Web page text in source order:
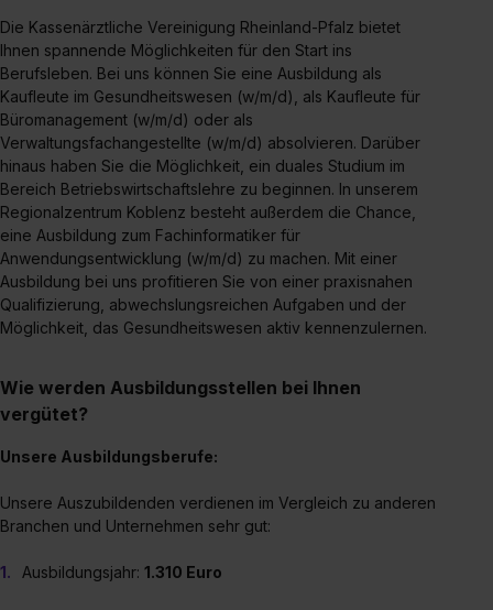
Die Kassenärztliche Vereinigung Rheinland-Pfalz bietet
Ihnen spannende Möglichkeiten für den Start ins
Berufsleben. Bei uns können Sie eine Ausbildung als
Kaufleute im Gesundheitswesen (w/m/d), als Kaufleute für
Büromanagement (w/m/d) oder als
Verwaltungsfachangestellte (w/m/d) absolvieren. Darüber
hinaus haben Sie die Möglichkeit, ein duales Studium im
Bereich Betriebswirtschaftslehre zu beginnen. In unserem
Regionalzentrum Koblenz besteht außerdem die Chance,
eine Ausbildung zum Fachinformatiker für
Anwendungsentwicklung (w/m/d) zu machen. Mit einer
Ausbildung bei uns profitieren Sie von einer praxisnahen
Qualifizierung, abwechslungsreichen Aufgaben und der
Möglichkeit, das Gesundheitswesen aktiv kennenzulernen.
Wie werden Ausbildungsstellen bei Ihnen
vergütet?
Unsere Ausbildungsberufe:
Unsere Auszubildenden verdienen im Vergleich zu anderen
Branchen und Unternehmen sehr gut:
Ausbildungsjahr: 1.310 Euro